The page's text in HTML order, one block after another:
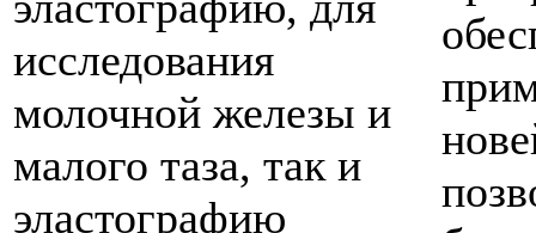
исследования
молочной железы и
малого таза, так и
эластографию